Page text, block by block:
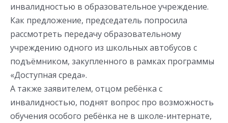
инвалидностью в образовательное учреждение.
Как предложение, председатель попросила
рассмотреть передачу образовательному
учреждению одного из школьных автобусов с
подъёмником, закупленного в рамках программы
«Доступная среда».
А также заявителем, отцом ребёнка с
инвалидностью, поднят вопрос про возможность
обучения особого ребёнка не в школе-интернате,